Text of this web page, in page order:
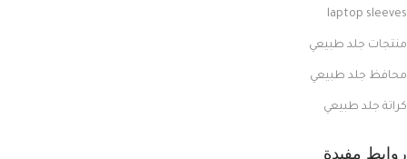
laptop sleeves
منتجات جلد طبيعي
محافظ جلد طبيعي
كراتة جلد طبيعي
روابط مفيدة